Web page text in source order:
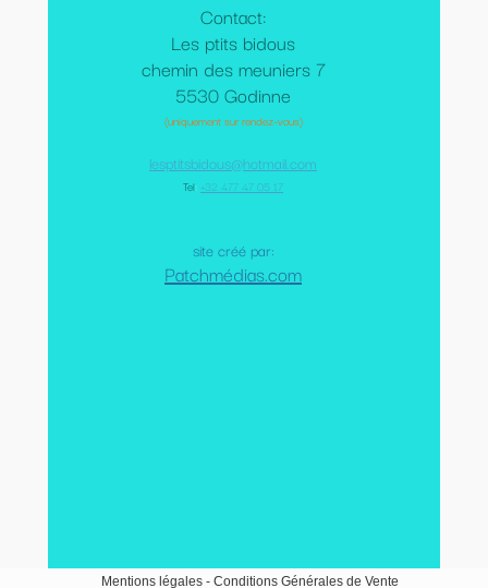
Contact:
Les ptits bidous
chemin des meuniers 7
5530 Godinne
(uniquement sur rendez-vous)
lesptitsbidous@hotmail.com
Tel: +32 477 47 05 17
site créé par:
Patchmédias.com
Mentions légales- Conditions Générales de Vente